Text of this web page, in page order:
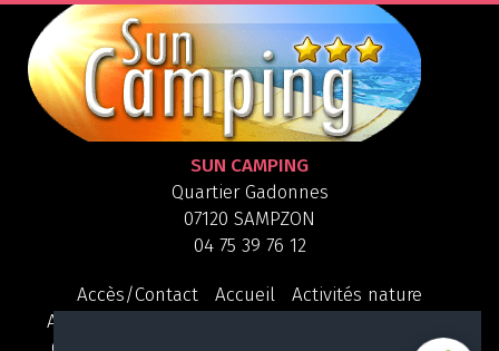
SUN CAMPING
Quartier Gadonnes
07120 SAMPZON
04 75 39 76 12
Accès/Contact Accueil
Activités nature
Assurance annulation